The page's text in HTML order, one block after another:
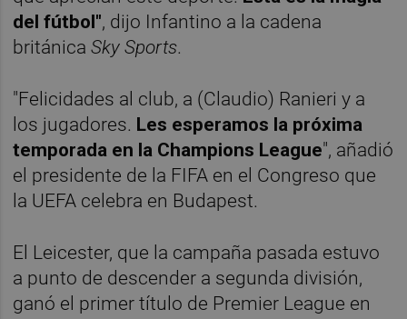
del fútbol", dijo Infantino a la cadena
británicaSky Sports.
"Felicidades al club, a (Claudio) Ranieri y a
los jugadores. Les esperamos la próxima
temporada en la Champions League", añadió
el presidente de la FIFA en el Congreso que
la UEFA celebra en Budapest.
El Leicester, que la campaña pasada estuvo
a punto de descender a segunda división,
ganó el primer título de Premier League en